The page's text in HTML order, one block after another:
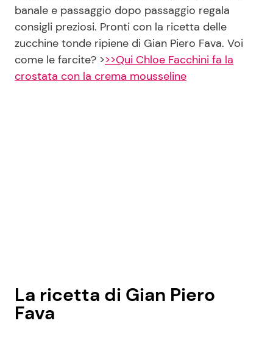
Contattaci
Pubblicità
Privacy Policy
banale e passaggio dopo passaggio regala
consigli preziosi. Pronti con la ricetta delle
zucchine tonde ripiene di Gian Piero Fava. Voi
come le farcite? >>>Qui Chloe Facchini fa la
crostata con la crema mousseline
La ricetta di Gian Piero
Fava